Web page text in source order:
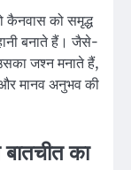
कैनवास को समृद्ध
बनाते हैं। जैसे-
जश्न मनाते हैं,
मानव अनुभव की
का